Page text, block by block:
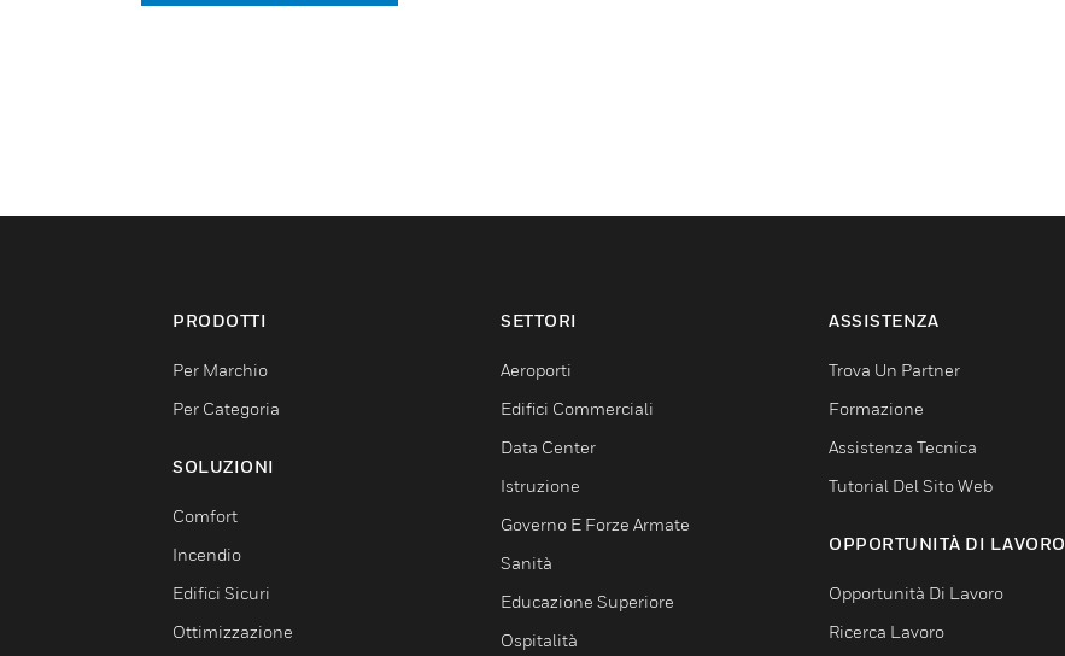
PRODOTTI
Per Marchio
Per Categoria
SOLUZIONI
Comfort
Incendio
Edifici Sicuri
Ottimizzazione
SETTORI
Aeroporti
Edifici Commerciali
Data Center
Istruzione
Governo E Forze Armate
Sanità
Educazione Superiore
Ospitalità
ASSISTENZA
Trova Un Partner
Formazione
Assistenza Tecnica
Tutorial Del Sito Web
OPPORTUNITÀ DI LAVORO
Opportunità Di Lavoro
Ricerca Lavoro